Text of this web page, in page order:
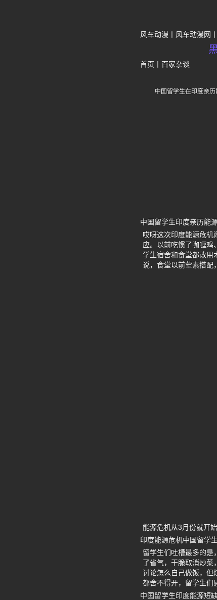
风车动漫 风车动漫网
首页 百家杂谈
中国留学生在印度亲
中国留学生印度亲历能
哎呀这次印度能源危机
应。以前吃惯了咖喱鸡
学生宿舍和食堂都改用
说，食堂以前荤素搭配
能源危机从3月份就开
印度能源危机中国留学
留学生们吐槽最多的是
了省气，干脆取消炒菜
讨论怎么自己做饭，但
都舍不得开，留学生们
中国留学生印度能源短